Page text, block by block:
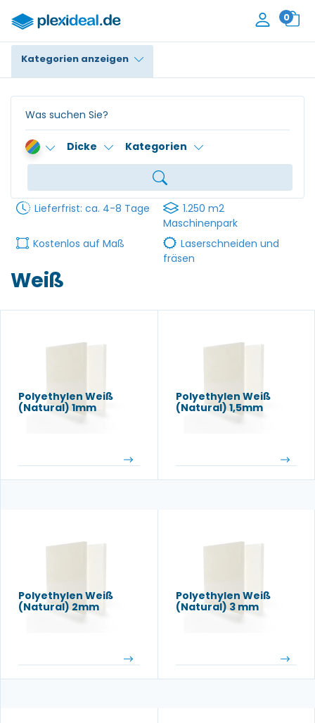
0
Kategorien anzeigen
Plexiglas®
Polycarbonat
HPL / Trespa®
Alupanel / Dibond®
PVC Schaum
Zubehör
Kontakt
Dicke Kategorien
Lieferfrist: ca. 4-8 Tage
1.250 m2
Maschinenpark
Kostenlos auf Maß
Laserschneiden und
fräsen
Weiß
Polyethylen Weiß
(Natural) 1mm
Polyethylen Weiß
(Natural) 1,5mm
Polyethylen Weiß
(Natural) 2mm
Polyethylen Weiß
(Natural) 3 mm